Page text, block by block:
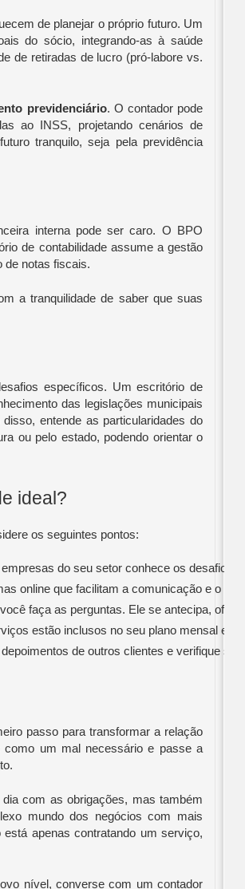
de planejar o próprio futuro. Um
do sócio, integrando-as à saúde
de retiradas de lucro (pró-labore vs.
previdenciário. O contador pode
ao INSS, projetando cenários de
tranquilo, seja pela previdência
interna pode ser caro. O BPO
de contabilidade assume a gestão
de notas fiscais.
a tranquilidade de saber que suas
específicos. Um escritório de
das legislações municipais
entende as particularidades do
ou pelo estado, podendo orientar o
ideal?
os seguintes pontos:
do seu setor conhece os desafios
online que facilitam a comunicação e o
faça as perguntas. Ele se antecipa,
estão inclusos no seu plano mensal e
de outros clientes e verifique
passo para transformar a relação
um mal necessário e passe a
com as obrigações, mas também
mundo dos negócios com mais
apenas contratando um serviço,
nível, converse com um contador